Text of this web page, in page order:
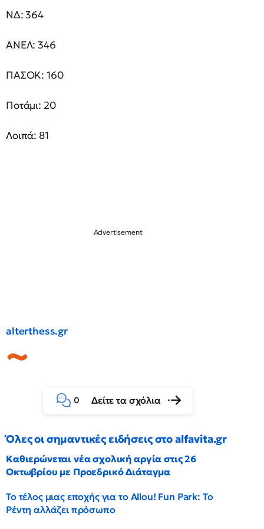
ΝΔ: 364
ΑΝΕΛ: 346
ΠΑΣΟΚ: 160
Ποτάμι: 20
Λοιπά: 81
alterthess.gr
0 Δείτε τα σχόλια
Όλες οι σημαντικές ειδήσεις στο alfavita.gr
Καθιερώνεται νέα σχολική αργία στις 26
Οκτωβρίου με Προεδρικό Διάταγμα
Το τέλος μιας εποχής για το Allou! Fun Park: Το
Ρέντη αλλάζει πρόσωπο